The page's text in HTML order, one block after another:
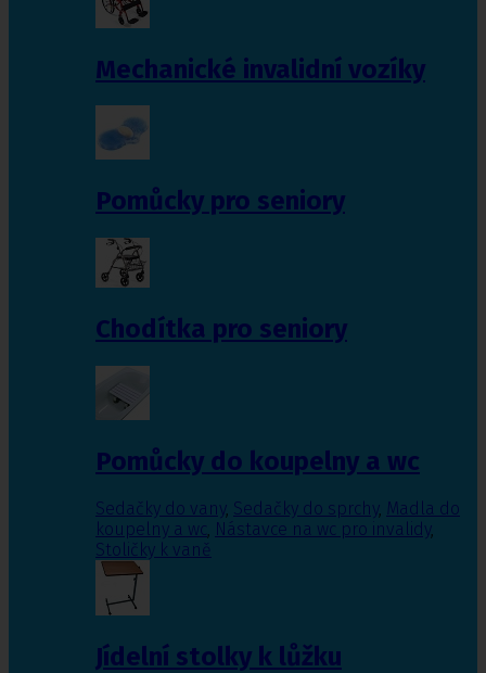
Mechanické invalidní vozíky
Pomůcky pro seniory
Chodítka pro seniory
Pomůcky do koupelny a wc
Sedačky do vany, Sedačky do sprchy, Madla do
koupelny a wc, Nástavce na wc pro invalidy,
Stoličky k vaně
Jídelní stolky k lůžku